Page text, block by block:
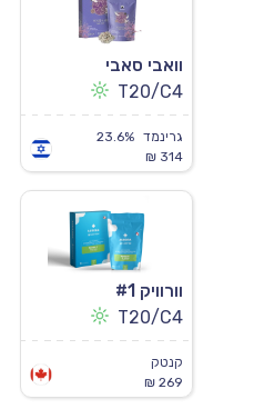
וואבי סאבי
T20/C4
גרינמד 23.6%
314 ₪
וורוויק #1
T20/C4
קנטק
269 ₪